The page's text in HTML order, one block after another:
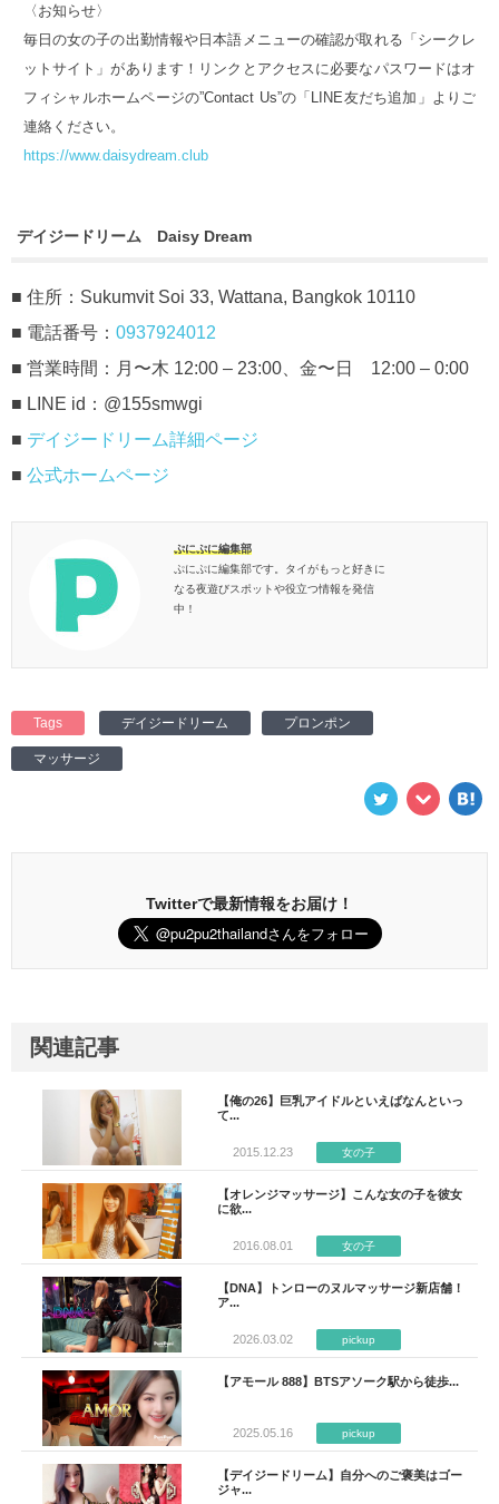
〈お知らせ〉
毎日の女の子の出勤情報や日本語メニューの確認が取れる「シークレ
ットサイト」があります！リンクとアクセスに必要なパスワードはオ
フィシャルホームページの”Contact Us”の「LINE友だち追加」よりご
連絡ください。
https://www.daisydream.club
デイジードリーム Daisy Dream
■ 住所：Sukumvit Soi 33, Wattana, Bangkok 10110
■ 電話番号： 0937924012
■ 営業時間：月〜木 12:00 – 23:00、金〜日 12:00 – 0:00
■ LINE id：@155smwgi
■ デイジードリーム詳細ページ
■ 公式ホームページ
ぷにぷに編集部
ぷにぷに編集部です。タイがもっと好きに
なる夜遊びスポットや役立つ情報を発信
中！
Tags デイジードリーム プロンポン
マッサージ
Twitterで最新情報をお届け！
関連記事
【俺の26】巨乳アイドルといえばなんといっ
て...
2015.12.23 女の子
【オレンジマッサージ】こんな女の子を彼女
に欲...
2016.08.01 女の子
【DNA】トンローのヌルマッサージ新店舗！
ア...
2026.03.02 pickup
【アモール 888】BTSアソーク駅から徒歩...
2025.05.16 pickup
【デイジードリーム】自分へのご褒美はゴー
ジャ...